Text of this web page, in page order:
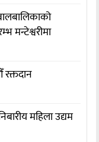
मन्टेश्वरीमा
महिला उद्यम